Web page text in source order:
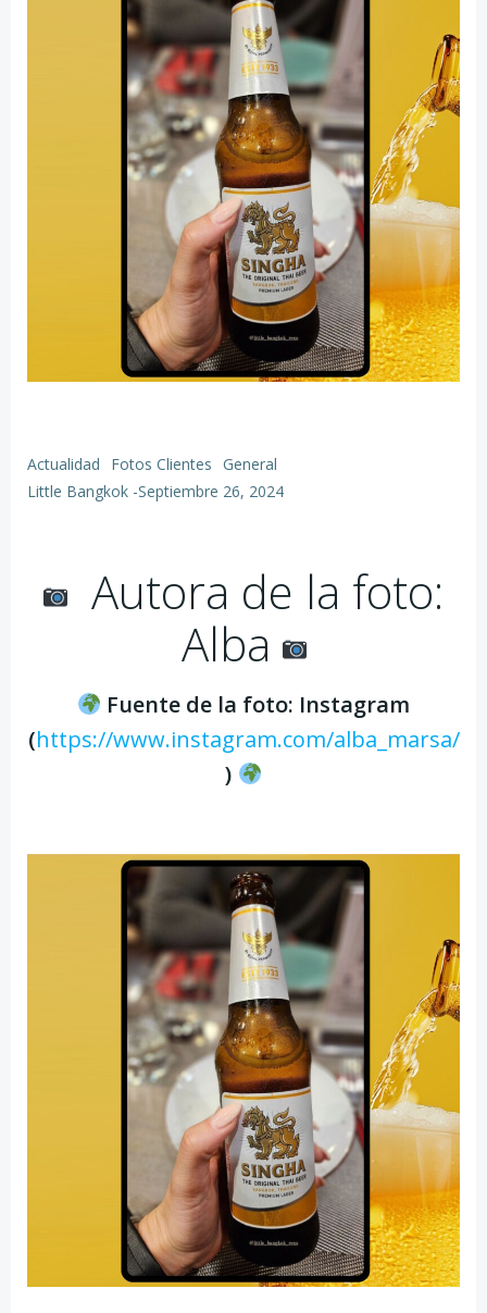
Actualidad Fotos Clientes
General
Little Bangkok -Septiembre 26, 2024
Autora de la foto:
Alba
Fuente de la foto: Instagram
(https://www.instagram.com/alba_marsa/
)